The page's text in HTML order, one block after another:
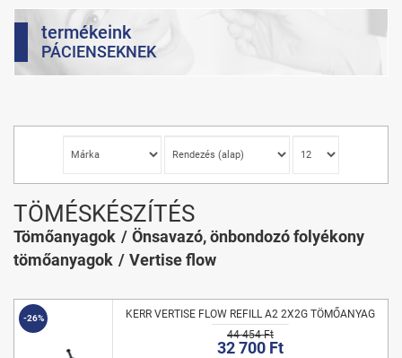
termékeink
PÁCIENSEKNEK
TÖMÉSKÉSZÍTÉS
Tömőanyagok
Önsavazó, önbondozó folyékony
tömőanyagok
Vertise flow
-26%
KERR VERTISE FLOW REFILL A2 2X2G TÖMŐANYAG
44 454 Ft
32 700 Ft